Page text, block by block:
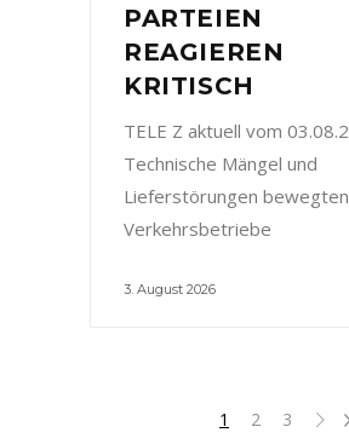
PARTEIEN
REAGIEREN
KRITISCH
TELE Z aktuell vom
Technische Mängel und
Lieferstörungen
Verkehrsbetriebe
3. August 2026
1 2 3